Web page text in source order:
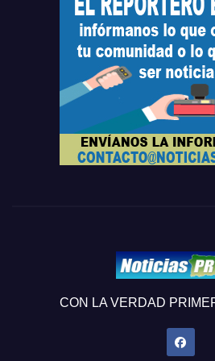
CON LA VERDAD